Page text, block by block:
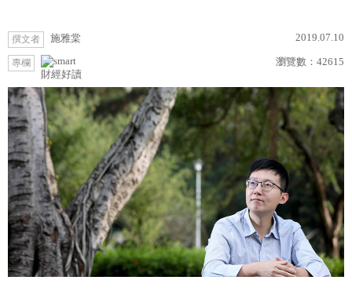
撰文者 施雅棠 2019.07.10
專欄
財經好讀
瀏覽數： 42615